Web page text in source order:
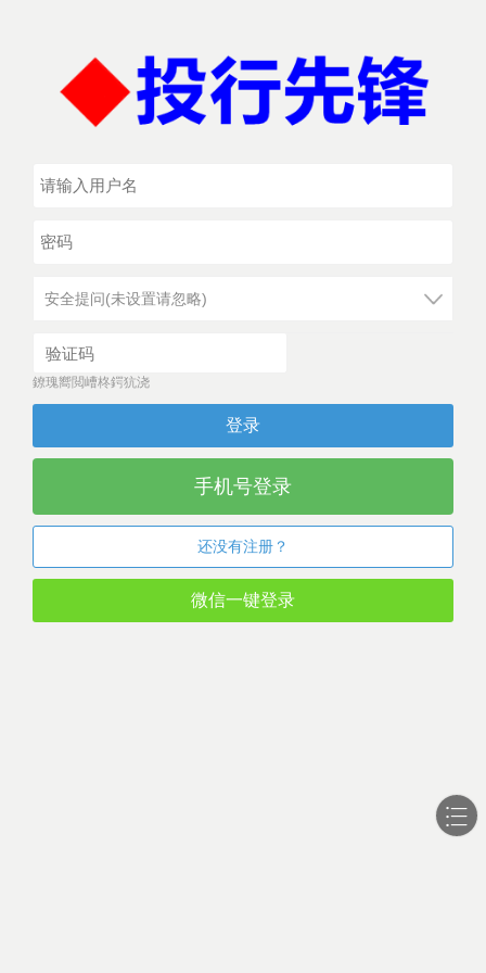
安全提问(未设置请忽略)
鐐瑰嚮閲嶆柊鍔犺浇
登录
手机号登录
还没有注册？
微信一键登录